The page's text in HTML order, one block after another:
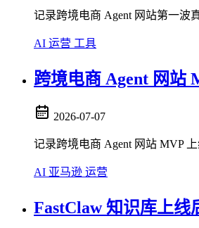
记录跨境电商 Agent 网站第一波
AI 运营 工具
跨境电商 Agent 网站
2026-07-07
记录跨境电商 Agent 网站 MVP
AI 亚马逊 运营
FastClaw 知识库上线